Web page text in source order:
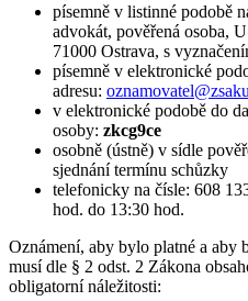
písemně v listinné podobě
advokát, pověřená osoba,
71000 Ostrava, s
písemně v elektronické
adresu:
v elektronické podobě do
osoby: zkcg9ce
osobně (ústně) v sídle
sjednání termínu schůzky
telefonicky na čísle: 608
hod. do 13:30 hod.
Oznámení, aby bylo platné a aby
musí dle § 2 odst. 2 Zákona
obligatorní náležitosti: